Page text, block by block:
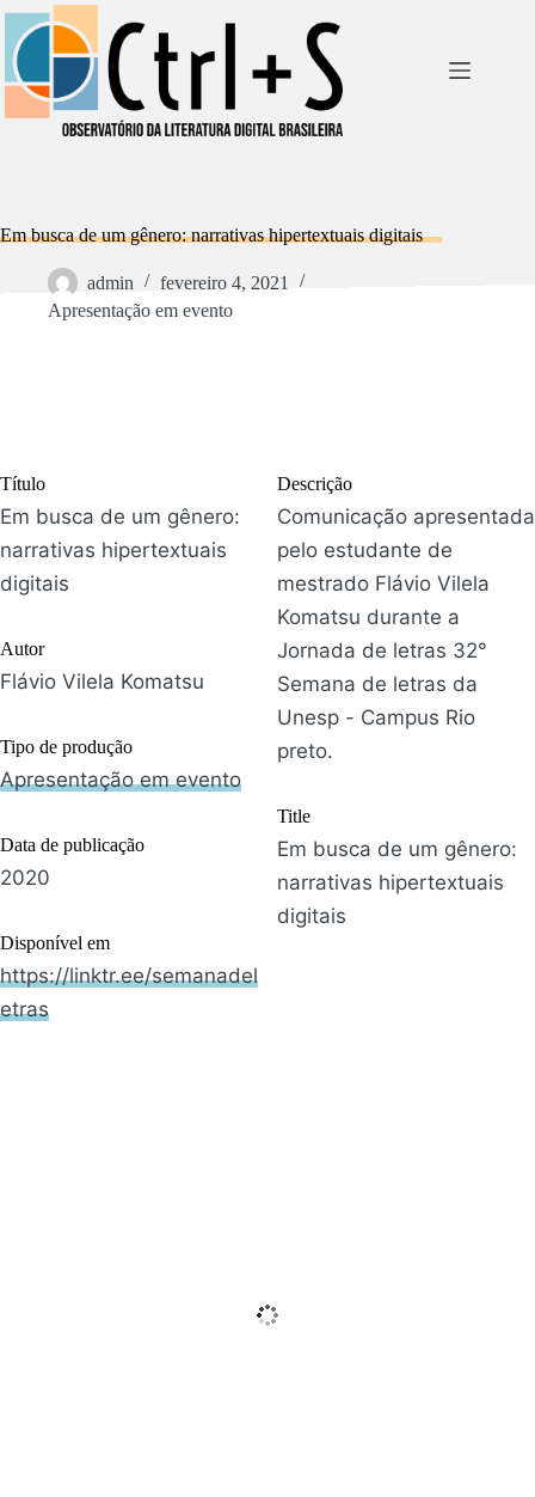
Pular
para
conteúdo
Em busca de um gênero: narrativas hipertextuais digitais
admin
fevereiro 4, 2021
Apresentação em evento
Título
Em busca de um gênero:
narrativas hipertextuais
digitais
Autor
Flávio Vilela Komatsu
Tipo de produção
Apresentação em evento
Data de publicação
2020
Disponível em
https://linktr.ee/semanadel
etras
Descrição
Comunicação apresentada
pelo estudante de
mestrado Flávio Vilela
Komatsu durante a
Jornada de letras 32°
Semana de letras da
Unesp - Campus Rio
preto.
Title
Em busca de um gênero:
narrativas hipertextuais
digitais